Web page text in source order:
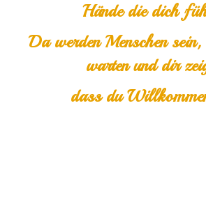
Hände die dich
Da werden Menschen
warten und dir
dass du